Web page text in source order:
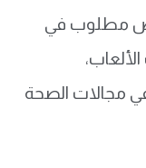
مطلوب في
مجالات الصحة